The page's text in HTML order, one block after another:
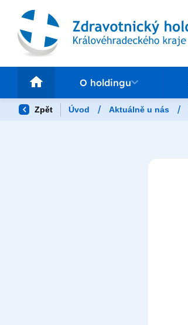
O holdingu
Zpět Úvod / Aktuálně u nás /